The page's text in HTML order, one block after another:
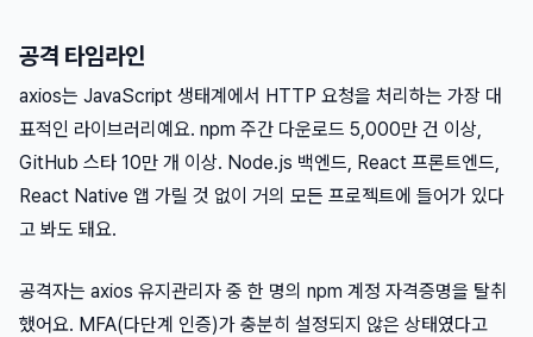
공격 타임라인
axios는 JavaScript 생태계에서 HTTP 요청을 처리하는 가장 대
표적인 라이브러리예요. npm 주간 다운로드 5,000만 건 이상,
GitHub 스타 10만 개 이상. Node.js 백엔드, React 프론트엔드,
React Native 앱 가릴 것 없이 거의 모든 프로젝트에 들어가 있다
고 봐도 돼요.
공격자는 axios 유지관리자 중 한 명의 npm 계정 자격증명을 탈취
했어요. MFA(다단계 인증)가 충분히 설정되지 않은 상태였다고